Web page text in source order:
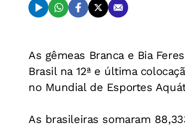
As gêmeas Branca e Bia
Brasil na 12ª e última
no Mundial de Esportes
As brasileiras somaram